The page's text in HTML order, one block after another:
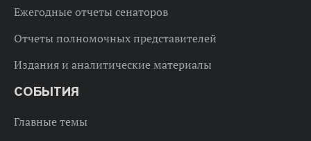
Ежегодные отчеты сенаторов
Отчеты полномочных представителей
Издания и аналитические материалы
СОБЫТИЯ
Главные темы